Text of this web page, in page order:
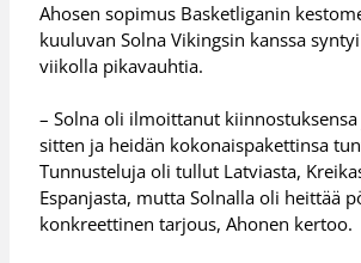
Ahosen sopimus Basketliganin
kuuluvan Solna Vikingsin kanssa
viikolla pikavauhtia.
– Solna oli ilmoittanut
sitten ja heidän kokonaispakettinsa
Tunnusteluja oli tullut Latviasta,
Espanjasta, mutta Solnalla oli heittää
konkreettinen tarjous, Ahonen kertoo.